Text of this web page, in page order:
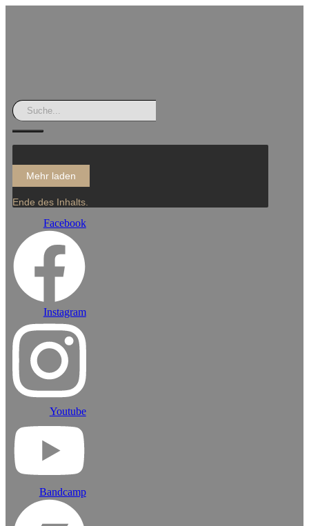
Mehr laden
Ende des Inhalts.
Facebook
Instagram
Youtube
Bandcamp